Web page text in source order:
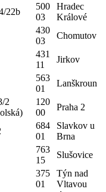
22b
500
03
Hradec
Králové
430
03
Chomutov
431
11
Jirkov
563
01
Lanškroun
2
120
00
Praha 2
684
01
Slavkov u
Brna
763
15
Slušovice
375
01
Týn nad
Vltavou